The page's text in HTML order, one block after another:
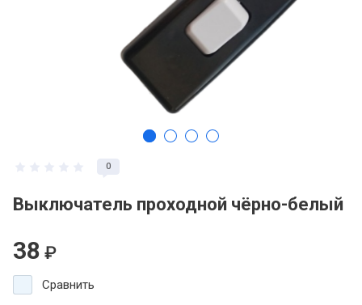
0
Выключатель проходной чёрно-белый
38 ₽
Сравнить